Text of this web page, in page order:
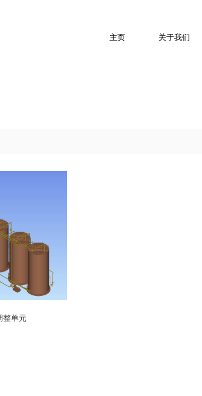
主页 关于我们
整单元